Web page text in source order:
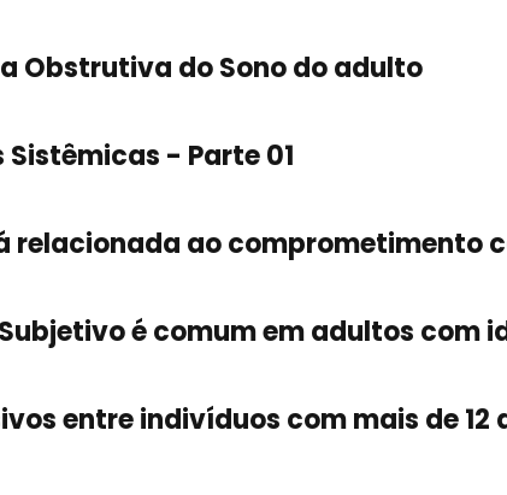
Obstrutiva do Sono do adulto
- Parte 01
relacionada ao comprometimento
é comum em adultos com
entre indivíduos com mais de 12